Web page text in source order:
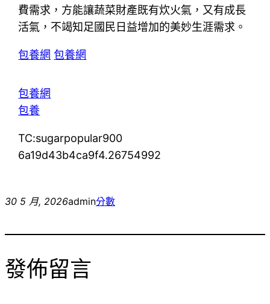
費需求，方能讓蔬菜財產既有炊火氣，又有成長
活氣，不竭知足國民日益增加的美妙生涯需求。
包養網 包養網
包養網
包養
TC:sugarpopular900
6a19d43b4ca9f4.26754992
30 5 月, 2026admin分數
發佈留言